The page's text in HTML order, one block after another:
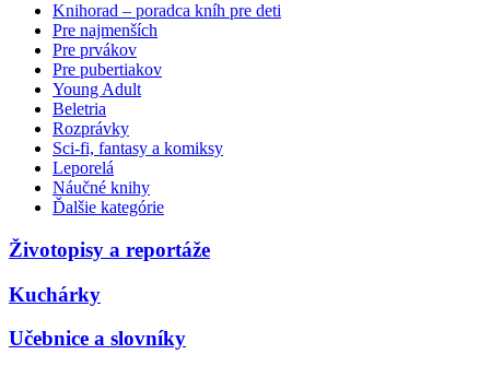
Knihorad – poradca kníh pre deti
Pre najmenších
Pre prvákov
Pre pubertiakov
Young Adult
Beletria
Rozprávky
Sci-fi, fantasy a komiksy
Leporelá
Náučné knihy
Ďalšie kategórie
Životopisy a reportáže
Kuchárky
Učebnice a slovníky